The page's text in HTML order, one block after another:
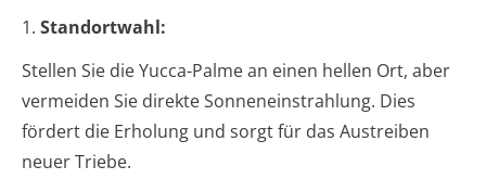
1. Standortwahl:
Stellen Sie die Yucca-Palme an einen hellen Ort, aber
vermeiden Sie direkte Sonneneinstrahlung. Dies
fördert die Erholung und sorgt für das Austreiben
neuer Triebe.